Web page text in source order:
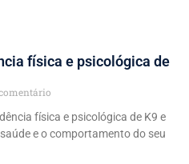
física e psicológica de
física e psicológica de K9 e
e o comportamento do seu